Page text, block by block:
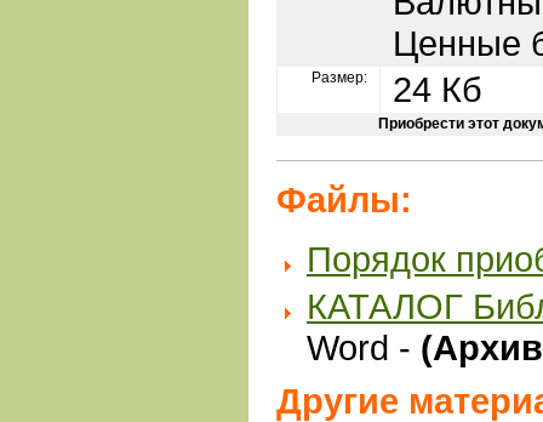
Ценные
Размер: 24 Кб
Приобрести этот
Файлы:
Порядок
КАТАЛОГ
Word -
Другие